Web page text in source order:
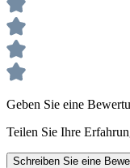
Geben Sie eine
Teilen Sie Ihre
Schreiben Sie eine